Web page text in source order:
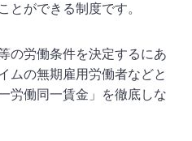
とができる制度です。
の労働条件を決定するにあ
ムの無期雇用労働者などと
労働同一賃金」を徹底しな